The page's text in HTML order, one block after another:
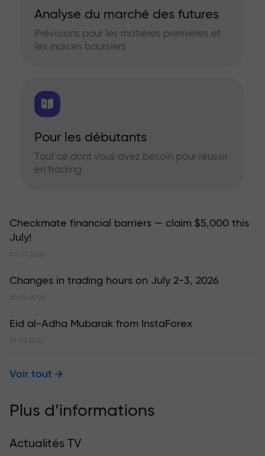
Analyse du marché des futures
Prévisions pour les matières premières et
les indices boursiers
Pour les débutants
Tout ce dont vous avez besoin pour réussir
en trading
Checkmate financial barriers — claim $5,000 this
July!
02.07.2026
Changes in trading hours on July 2-3, 2026
30.06.2026
Eid al-Adha Mubarak from InstaForex
27.05.2026
Voir tout
Plus d’informations
Actualités TV